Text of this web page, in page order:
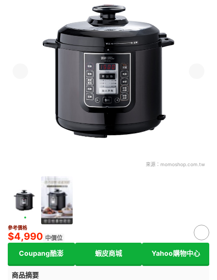
來源： momoshop.com.tw
參考價格
$4,990 中價位
Coupang酷澎 蝦皮商城 Yahoo購物中心
商品摘要